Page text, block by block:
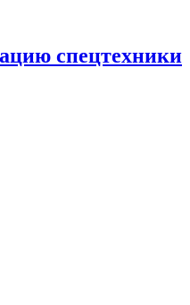
спецтехники